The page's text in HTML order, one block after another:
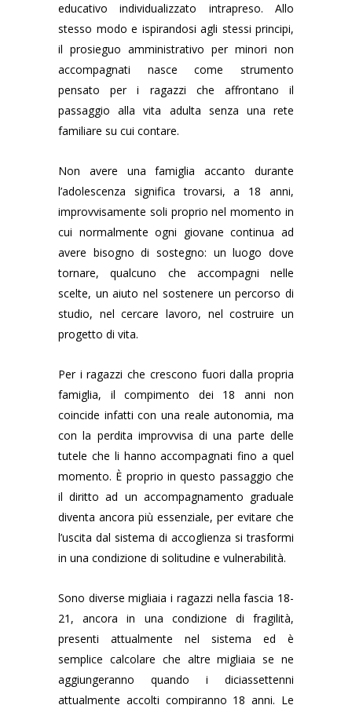
educativo individualizzato intrapreso. Allo
stesso modo e ispirandosi agli stessi principi,
il prosieguo amministrativo per minori non
accompagnati nasce come strumento
pensato per i ragazzi che affrontano il
passaggio alla vita adulta senza una rete
familiare su cui contare.
Non avere una famiglia accanto durante
l’adolescenza significa trovarsi, a 18 anni,
improvvisamente soli proprio nel momento in
cui normalmente ogni giovane continua ad
avere bisogno di sostegno: un luogo dove
tornare, qualcuno che accompagni nelle
scelte, un aiuto nel sostenere un percorso di
studio, nel cercare lavoro, nel costruire un
progetto di vita.
Per i ragazzi che crescono fuori dalla propria
famiglia, il compimento dei 18 anni non
coincide infatti con una reale autonomia, ma
con la perdita improvvisa di una parte delle
tutele che li hanno accompagnati fino a quel
momento. È proprio in questo passaggio che
il diritto ad un accompagnamento graduale
diventa ancora più essenziale, per evitare che
l’uscita dal sistema di accoglienza si trasformi
in una condizione di solitudine e vulnerabilità.
Sono diverse migliaia i ragazzi nella fascia 18-
21, ancora in una condizione di fragilità,
presenti attualmente nel sistema ed è
semplice calcolare che altre migliaia se ne
aggiungeranno quando i diciassettenni
attualmente accolti compiranno 18 anni. Le